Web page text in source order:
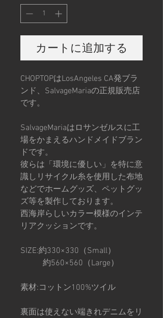
カートに追加する
CHOPTOPはLosAngeles CA発ブラ
ンド、SalvageMariaの正規販売店
です。
SalvageMariaはロサンゼルスに工
場をかまえるハンドメイドブラン
ドです。
彼らは「環境に優しい」を特に意
識しリサイクル糸を使用した布地
などでホームグッズ、ペットグッ
ズ等を製作しております。
西海岸らしいカラー模様のインテ
リアクッションです。
SIZE:約330×330（Small）
約560×560（Large）
素材:コットン100%ツイル
裏面は使えない端きれデニムをリ